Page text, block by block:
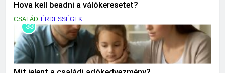
Hova kell beadni a válókeresetet?
CSALÁD ÉRDESSÉGEK
33